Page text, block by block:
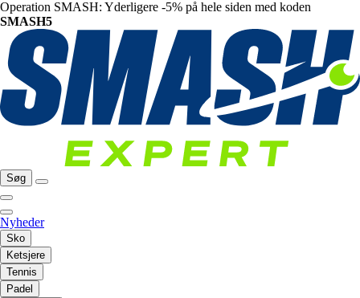
Operation SMASH: Yderligere -5% på hele siden med koden
SMASH5
Søg
Nyheder
Sko
Ketsjere
Tennis
Padel